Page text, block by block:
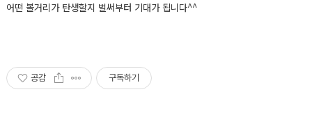
어떤 볼거리가 탄생할지 벌써부터 기대가 됩니다^^
공감 구독하기